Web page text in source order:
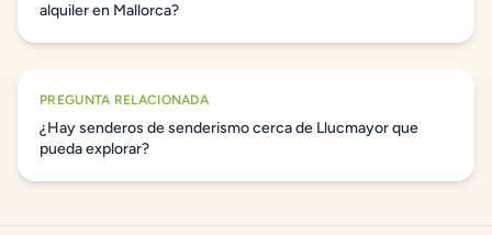
alquiler en Mallorca?
PREGUNTA RELACIONADA
¿Hay senderos de senderismo cerca de Llucmayor que
pueda explorar?